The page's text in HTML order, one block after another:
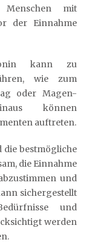
mit
der Einnahme
kann zu
wie zum
oder Magen-
können
auftreten.
die bestmögliche
die Einnahme
und
sichergestellt
und
werden